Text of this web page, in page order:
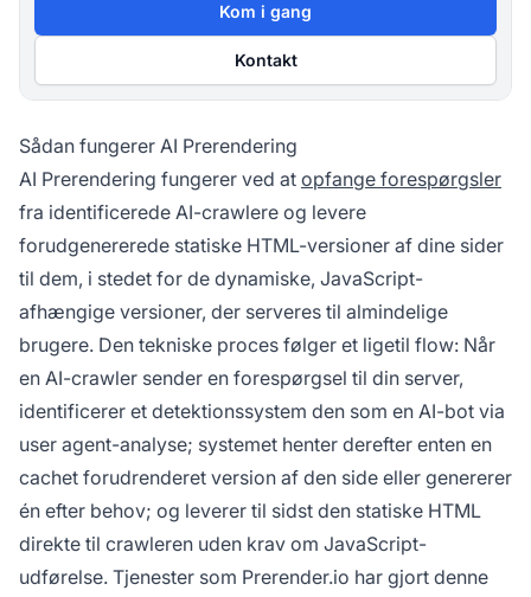
Kom i gang
Kontakt
Sådan fungerer AI Prerendering
AI Prerendering fungerer ved at opfange forespørgsler
fra identificerede AI-crawlere og levere
forudgenererede statiske HTML-versioner af dine sider
til dem, i stedet for de dynamiske, JavaScript-
afhængige versioner, der serveres til almindelige
brugere. Den tekniske proces følger et ligetil flow: Når
en AI-crawler sender en forespørgsel til din server,
identificerer et detektionssystem den som en AI-bot via
user agent-analyse; systemet henter derefter enten en
cachet forudrenderet version af den side eller genererer
én efter behov; og leverer til sidst den statiske HTML
direkte til crawleren uden krav om JavaScript-
udførelse. Tjenester som Prerender.io har gjort denne